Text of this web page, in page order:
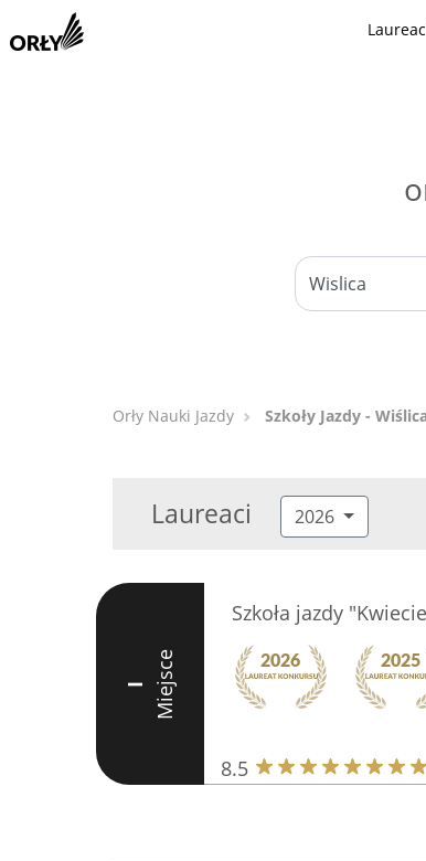
Orły Nauki Jazdy Szkoły Jazdy -
Laureaci 2026
I Miejsce
Szkoła jazdy
8.5